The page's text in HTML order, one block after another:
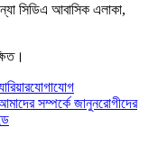
সিডিএ আবাসিক এলাকা,
যোগাযোগ
সম্পর্কে জানুনরোগীদের